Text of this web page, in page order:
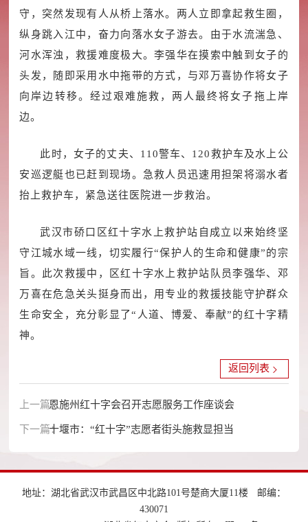
守，突然发现有人从桥上落水。两人立即拿起救生圈，
纵身跳入江中，奋力向落水女子游去。由于水流湍急、
河水浑浊，救援难度极大。李强华在摸索中触到女子的
头发，随即采用水中拖带的方式，与邓万喜协作将女子
向岸边转移。经过艰难施救，两人最终将女子拖上岸
边。
此时，女子的丈夫、110警车、120救护车及水上公
安巡逻艇也已赶到现场。急救人员迅速用担架将溺水者
抬上救护车，紧急送往医院进一步救治。
武汉市硚口区红十字水上救护站自成立以来始终坚
守江城水域一线，切实履行“保护人的生命和健康”的宗
旨。此次救援中，区红十字水上救护站队员李强华、邓
万喜在危急关头挺身而出，用专业的救援技能守护群众
生命安全，充分彰显了“人道、博爱、奉献”的红十字精
神。
上一篇：恩施州红十字会召开志愿服务工作座谈会
下一篇：十堰市：“红十字”志愿者街头施救显担当
返回列表
地址：湖北省武汉市武昌区中北路101号楚商大厦11楼
邮编：
430071